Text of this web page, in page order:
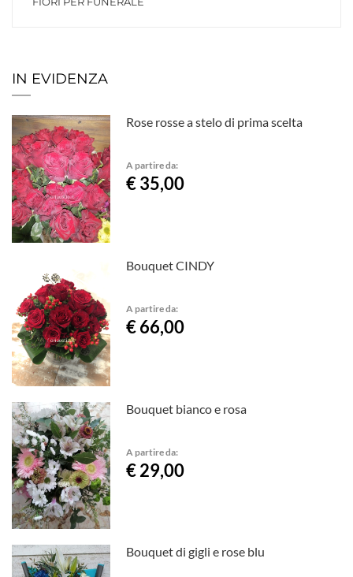
IN EVIDENZA
Rose rosse a stelo di prima scelta
A partire da:
€ 35,00
Bouquet CINDY
A partire da:
€ 66,00
Bouquet bianco e rosa
A partire da:
€ 29,00
Bouquet di gigli e rose blu